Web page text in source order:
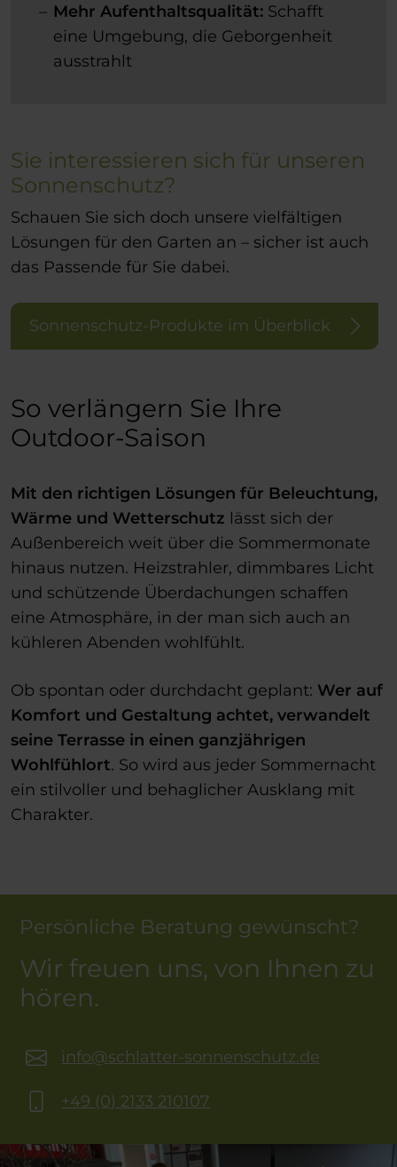
Mehr Aufenthaltsqualität: Schafft
eine Umgebung, die Geborgenheit
ausstrahlt
Sie interessieren sich für unseren
Sonnenschutz?
Schauen Sie sich doch unsere vielfältigen
Lösungen für den Garten an – sicher ist auch
das Passende für Sie dabei.
Sonnenschutz-Produkte im Überblick
So verlängern Sie Ihre
Outdoor-Saison
Mit den richtigen Lösungen für Beleuchtung,
Wärme und Wetterschutz lässt sich der
Außenbereich weit über die Sommermonate
hinaus nutzen. Heizstrahler, dimmbares Licht
und schützende Überdachungen schaffen
eine Atmosphäre, in der man sich auch an
kühleren Abenden wohlfühlt.
Ob spontan oder durchdacht geplant: Wer auf
Komfort und Gestaltung achtet, verwandelt
seine Terrasse in einen ganzjährigen
Wohlfühlort. So wird aus jeder Sommernacht
ein stilvoller und behaglicher Ausklang mit
Charakter.
Persönliche Beratung gewünscht?
Wir freuen uns, von Ihnen zu
hören.
info@schlatter-sonnenschutz.de
+49 (0) 2133 210107